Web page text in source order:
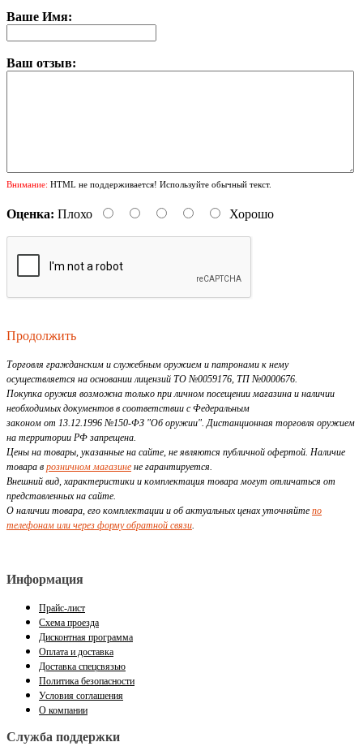
Ваше Имя:
Ваш отзыв:
Внимание: HTML не поддерживается! Используйте обычный текст.
Оценка: Плохо Хорошо
Продолжить
Торговля гражданским и служебным оружием и патронами к нему
осуществляется на основании лицензий ТО №0059176, ТП №0000676.
Покупка оружия возможна только при личном посещении магазина и наличии
необходимых документов в соответствии с Федеральным
законом от 13.12.1996 №150-ФЗ "Об оружии". Дистанционная торговля оружием
на территории РФ запрещена.
Цены на товары, указанные на сайте, не являются публичной офертой. Наличие
товара в розничном магазине не гарантируется.
Внешний вид, характеристики и комплектация товара могут отличаться от
представленных на сайте.
О наличии товара, его комплектации и об актуальных ценах уточняйте по
телефонам или через форму обратной связи.
Информация
Прайс-лист
Схема проезда
Дисконтная программа
Оплата и доставка
Доставка спецсвязью
Политика безопасности
Условия соглашения
О компании
Служба поддержки